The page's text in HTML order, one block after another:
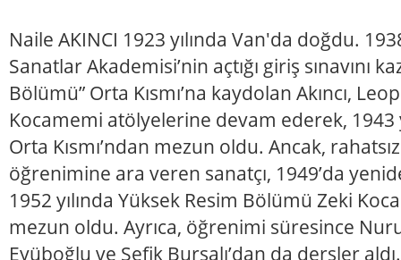
Naile AKINCI 1923 yılında Van'da doğdu.
Sanatlar Akademisi’nin açtığı giriş sınavını
Bölümü” Orta Kısmı’na kaydolan Akıncı,
Kocamemi atölyelerine devam ederek, 1943
Orta Kısmı’ndan mezun oldu. Ancak,
öğrenimine ara veren sanatçı, 1949’da
1952 yılında Yüksek Resim Bölümü Zeki
mezun oldu. Ayrıca, öğrenimi süresince
Eyüboğlu ve Şefik Bursalı’dan da dersler aldı.